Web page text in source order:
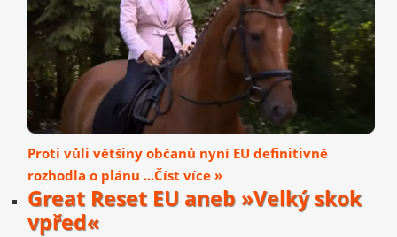
Proti vůli většiny občanů nyní EU definitivně
rozhodla o plánu ...Číst více »
Great Reset EU aneb »Velký skok
vpřed«